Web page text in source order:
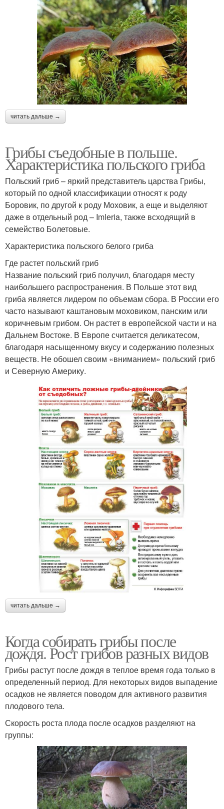
читать дальше →
Грибы съедобные в польше.
Характеристика польского гриба
Польский гриб – яркий представитель царства Грибы,
который по одной классификации относят к роду
Боровик, по другой к роду Моховик, а еще и выделяют
даже в отдельный род – Imlеria, также всходящий в
семейство Болетовые.
Характеристика польского белого гриба
Где растет польский гриб
Название польский гриб получил, благодаря месту
наибольшего распространения. В Польше этот вид
гриба является лидером по объемам сбора. В России его
часто называют каштановым моховиком, панским или
коричневым грибом. Он растет в европейской части и на
Дальнем Востоке. В Европе считается деликатесом,
благодаря насыщенному вкусу и содержанию полезных
веществ. Не обошел своим «вниманием» польский гриб
и Северную Америку.
читать дальше →
Когда собирать грибы после
дождя. Рост грибов разных видов
Грибы растут после дождя в теплое время года только в
определенный период. Для некоторых видов выпадение
осадков не является поводом для активного развития
плодового тела.
Скорость роста плода после осадков разделяют на
группы: